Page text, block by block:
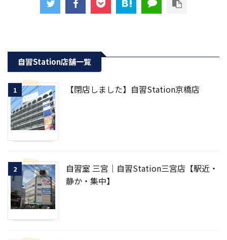
自習Station店舗一覧
1 【閉店しました】自習Station京橋店
2
自習室 三宮｜自習Station三宮店【駅近・
静か・集中】